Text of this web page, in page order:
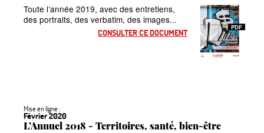
PDF
Toute l’année 2019, avec des entretiens,
des portraits, des verbatim, des images...
CONSULTER CE DOCUMENT
Mise en ligne :
Février 2020
L’Annuel 2018 - Territoires, santé, bien-être